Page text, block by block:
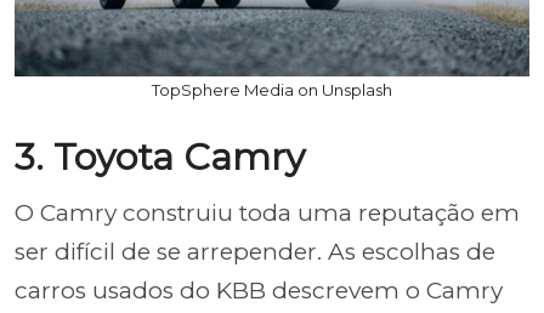
TopSphere Media on Unsplash
3. Toyota Camry
O Camry construiu toda uma reputação em
ser difícil de se arrepender. As escolhas de
carros usados do KBB descrevem o Camry